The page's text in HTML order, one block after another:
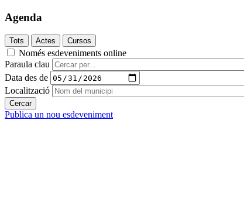
Agenda
Només esdeveniments online
Paraula clau
Data des de
Localització
Publica un nou esdeveniment